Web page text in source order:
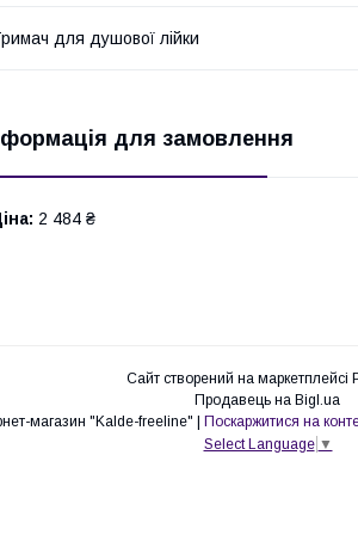
для душової лійки
для замовлення
2 484 ₴
Сайт створений на маркетплейсі
Продавець на Bigl.ua
Інтернет-магазин "Kalde-freeline" | Поскаржитися на
Select Language ▼